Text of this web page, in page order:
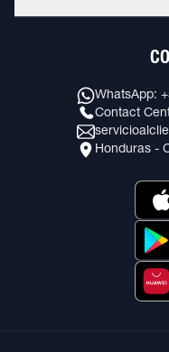
WhatsApp:
Contact
Honduras -